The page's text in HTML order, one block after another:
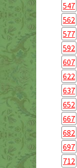
547
562
577
592
607
622
637
652
667
682
697
712